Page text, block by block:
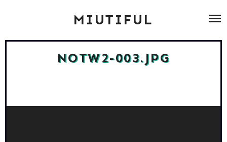
ZUMBA
MIUTIFUL
NOTW2-003.JPG